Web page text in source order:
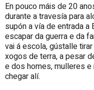
En pouco máis de 20
durante a travesía para
supón a vía de entrada
escapar da guerra e da
vai á escola, gústalle
xogos de terra, a pesar
e dos homes, mulleres e
chegar alí.